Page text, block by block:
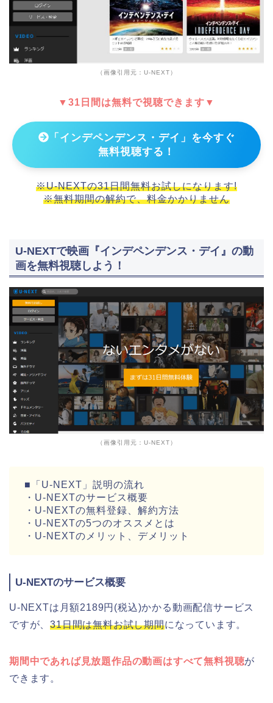
（画像引用元：U-NEXT）
▼31日間は無料で視聴できます▼
「インデペンデンス・デイ」を今すぐ
無料視聴する！
※U-NEXTの31日間無料お試しになります!
※無料期間の解約で、料金かかりません
U-NEXTで映画『インデペンデンス・デイ』の動
画を無料視聴しよう！
（画像引用元：U-NEXT）
■「U-NEXT」説明の流れ
・U-NEXTのサービス概要
・U-NEXTの無料登録、解約方法
・U-NEXTの5つのオススメとは
・U-NEXTのメリット、デメリット
U-NEXTのサービス概要
U-NEXTは月額2189円(税込)かかる動画配信サービス
ですが、31日間は無料お試し期間になっています。
期間中であれば見放題作品の動画はすべて無料視聴が
できます。